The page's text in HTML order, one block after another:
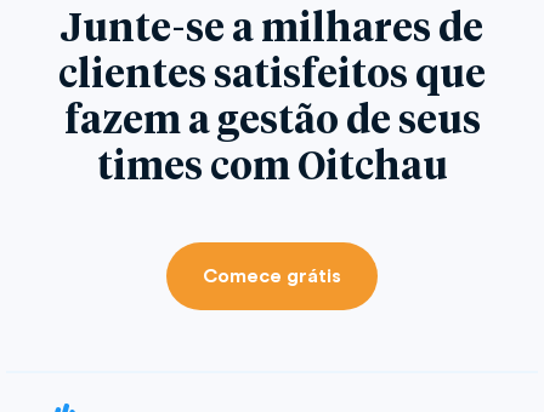
Junte-se a milhares de
clientes satisfeitos que
fazem a gestão de seus
times com Oitchau
Comece grátis